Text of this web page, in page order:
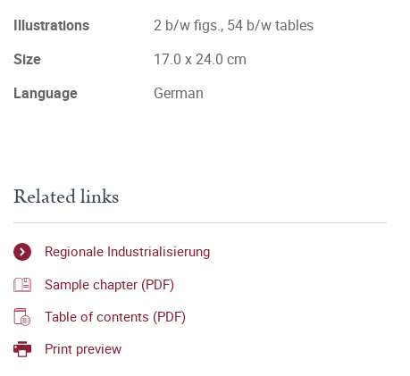
Illustrations
2 b/w figs., 54 b/w tables
Size
17.0 x 24.0 cm
Language
German
Related links
Regionale Industrialisierung
Sample chapter (PDF)
Table of contents (PDF)
Print preview